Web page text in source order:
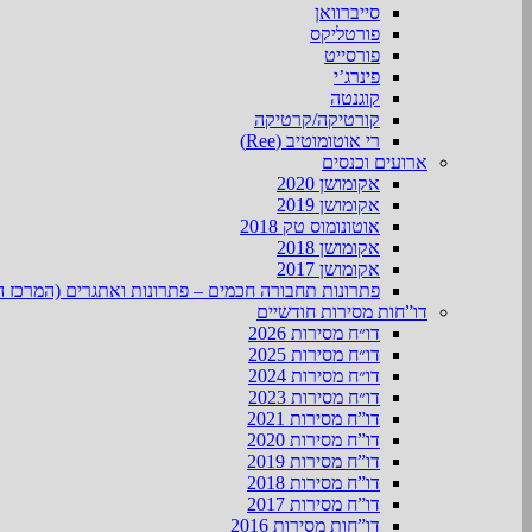
סייברוואן
פורטליקס
פורסייט
פינרג’י
קוגנטה
קורטיקה/קרטיקה
רי אוטומוטיב (Ree)
ארועים וכנסים
אקומושן 2020
אקומושן 2019
אוטונומוס טק 2018
אקומושן 2018
אקומושן 2017
פתרונות תחבורה חכמים – פתרונות ואתגרים (המרכז
דו”חות מסירות חודשיים
דו״ח מסירות 2026
דו״ח מסירות 2025
דו״ח מסירות 2024
דו״ח מסירות 2023
דו”ח מסירות 2021
דו”ח מסירות 2020
דו”ח מסירות 2019
דו”ח מסירות 2018
דו”ח מסירות 2017
דו”חות מסירות 2016